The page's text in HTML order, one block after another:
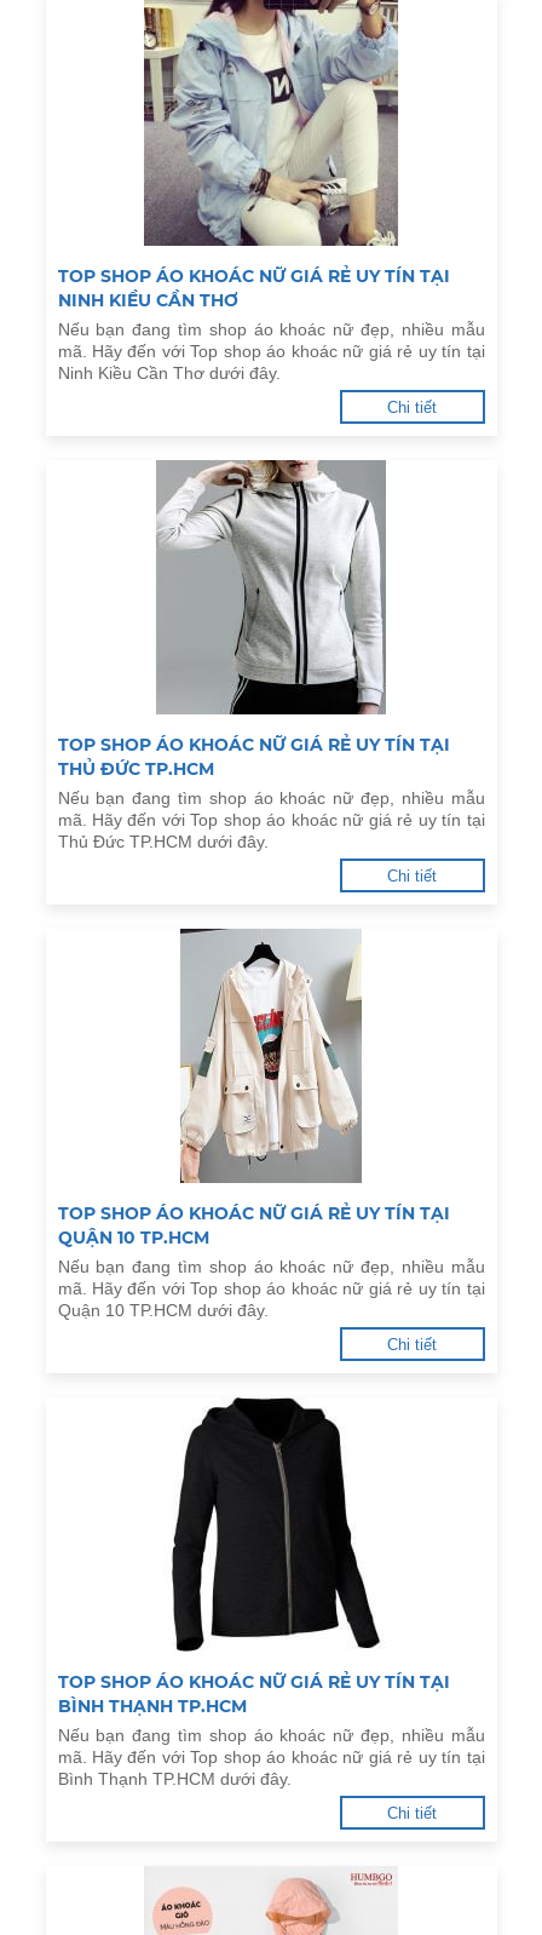
TOP SHOP ÁO KHOÁC NỮ GIÁ RẺ UY TÍN TẠI
NINH KIỀU CẦN THƠ
Nếu bạn đang tìm shop áo khoác nữ đẹp, nhiều mẫu
mã. Hãy đến với Top shop áo khoác nữ giá rẻ uy tín tại
Ninh Kiều Cần Thơ dưới đây.
Chi tiết
TOP SHOP ÁO KHOÁC NỮ GIÁ RẺ UY TÍN TẠI
THỦ ĐỨC TP.HCM
Nếu bạn đang tìm shop áo khoác nữ đẹp, nhiều mẫu
mã. Hãy đến với Top shop áo khoác nữ giá rẻ uy tín tại
Thủ Đức TP.HCM dưới đây.
Chi tiết
TOP SHOP ÁO KHOÁC NỮ GIÁ RẺ UY TÍN TẠI
QUẬN 10 TP.HCM
Nếu bạn đang tìm shop áo khoác nữ đẹp, nhiều mẫu
mã. Hãy đến với Top shop áo khoác nữ giá rẻ uy tín tại
Quận 10 TP.HCM dưới đây.
Chi tiết
TOP SHOP ÁO KHOÁC NỮ GIÁ RẺ UY TÍN TẠI
BÌNH THẠNH TP.HCM
Nếu bạn đang tìm shop áo khoác nữ đẹp, nhiều mẫu
mã. Hãy đến với Top shop áo khoác nữ giá rẻ uy tín tại
Bình Thạnh TP.HCM dưới đây.
Chi tiết